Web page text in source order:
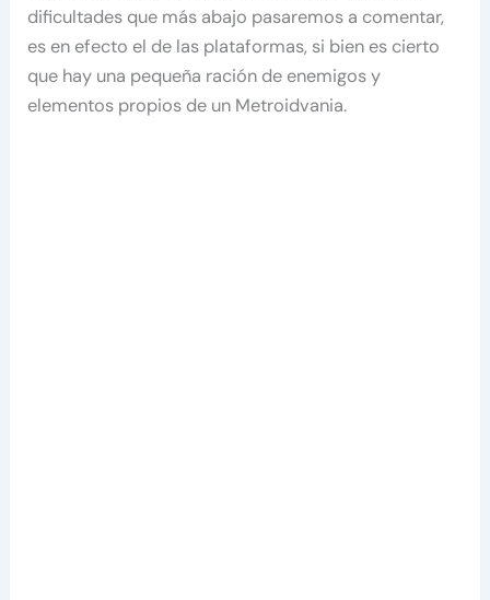
dificultades que más abajo pasaremos a comentar,
es en efecto el de las plataformas, si bien es cierto
que hay una pequeña ración de enemigos y
elementos propios de un Metroidvania.